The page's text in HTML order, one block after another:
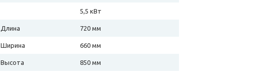
5,5 кВт
Длина 720 мм
Ширина 660 мм
Высота 850 мм